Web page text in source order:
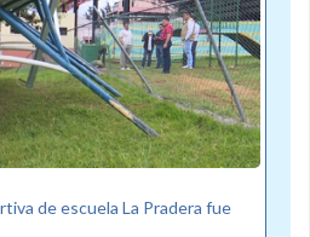
de escuela La Pradera fue